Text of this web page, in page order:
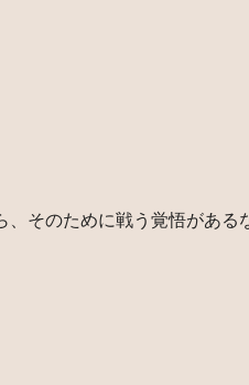
、そのために戦う覚悟がある